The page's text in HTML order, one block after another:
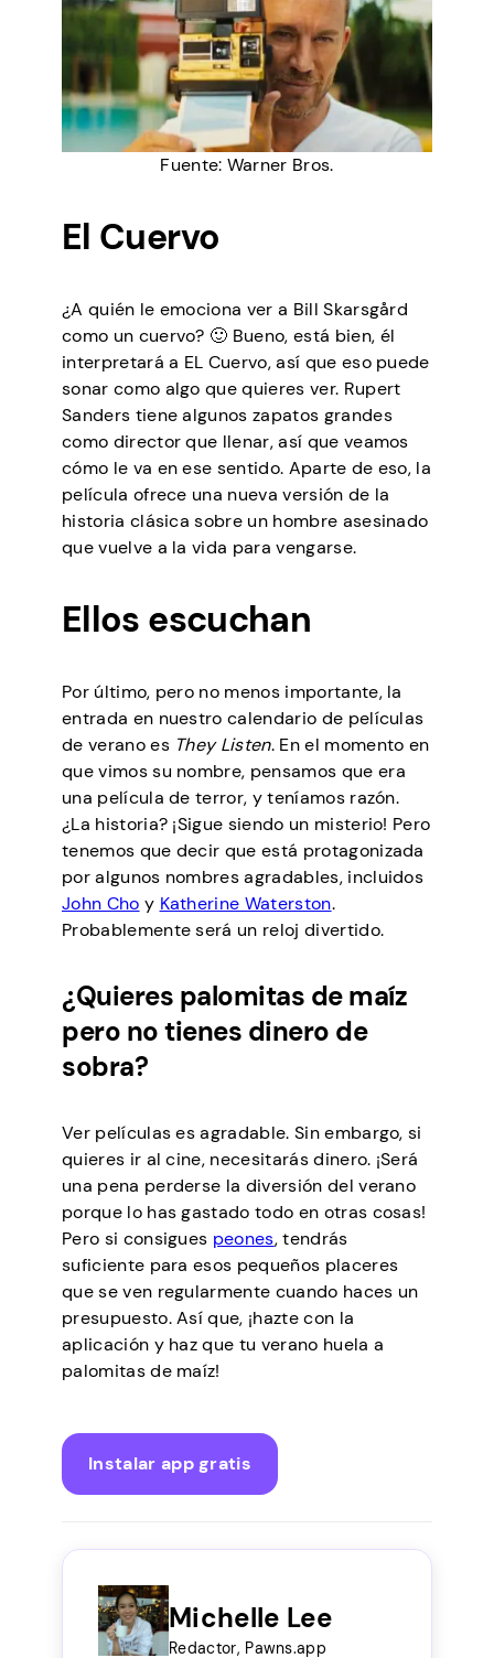
Fuente: Warner Bros.
El Cuervo
¿A quién le emociona ver a Bill Skarsgård
como un cuervo? 🙂 Bueno, está bien, él
interpretará a EL Cuervo, así que eso puede
sonar como algo que quieres ver. Rupert
Sanders tiene algunos zapatos grandes
como director que llenar, así que veamos
cómo le va en ese sentido. Aparte de eso, la
película ofrece una nueva versión de la
historia clásica sobre un hombre asesinado
que vuelve a la vida para vengarse.
Ellos escuchan
Por último, pero no menos importante, la
entrada en nuestro calendario de películas
de verano es They Listen. En el momento en
que vimos su nombre, pensamos que era
una película de terror, y teníamos razón.
¿La historia? ¡Sigue siendo un misterio! Pero
tenemos que decir que está protagonizada
por algunos nombres agradables, incluidos
John Cho y Katherine Waterston.
Probablemente será un reloj divertido.
¿Quieres palomitas de maíz
pero no tienes dinero de
sobra?
Ver películas es agradable. Sin embargo, si
quieres ir al cine, necesitarás dinero. ¡Será
una pena perderse la diversión del verano
porque lo has gastado todo en otras cosas!
Pero si consigues peones, tendrás
suficiente para esos pequeños placeres
que se ven regularmente cuando haces un
presupuesto. Así que, ¡hazte con la
aplicación y haz que tu verano huela a
palomitas de maíz!
Instalar app gratis
Michelle Lee
Redactor, Pawns.app